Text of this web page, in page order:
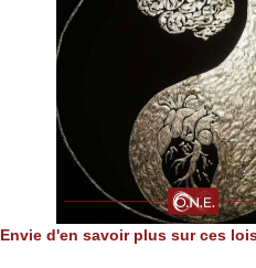
Envie d'en savoir plus sur ces